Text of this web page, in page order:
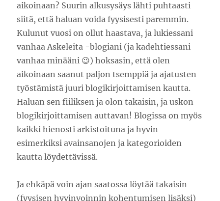
aikoinaan? Suurin alkusysäys lähti puhtaasti
siitä, että haluan voida fyysisesti paremmin.
Kulunut vuosi on ollut haastava, ja lukiessani
vanhaa Askeleita -blogiani (ja kadehtiessani
vanhaa minääni 😉) hoksasin, että olen
aikoinaan saanut paljon tsemppiä ja ajatusten
työstämistä juuri blogikirjoittamisen kautta.
Haluan sen fiiliksen ja olon takaisin, ja uskon
blogikirjoittamisen auttavan! Blogissa on myös
kaikki hienosti arkistoituna ja hyvin
esimerkiksi avainsanojen ja kategorioiden
kautta löydettävissä.
Ja ehkäpä voin ajan saatossa löytää takaisin
(fyysisen hyvinvoinnin kohentumisen lisäksi)